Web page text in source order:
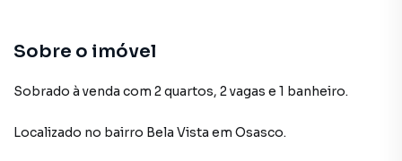
Sobre o imóvel
Sobrado à venda com 2 quartos, 2 vagas e 1 banheiro.
Localizado no bairro Bela Vista em Osasco.